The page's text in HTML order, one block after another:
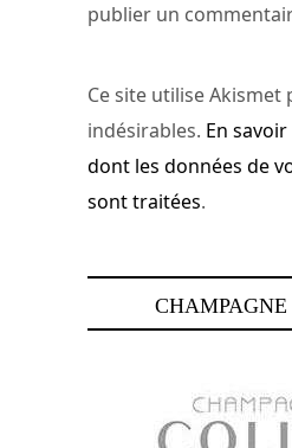
publier un
Ce site utilise
indésirables. En
dont les données de
sont traitées.